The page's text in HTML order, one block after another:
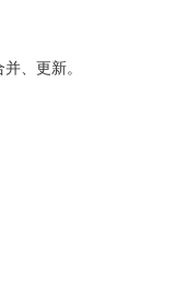
、更新。